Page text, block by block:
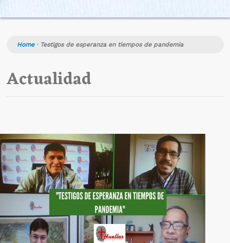
Home· Testigos de esperanza en tiempos de pandemia
Actualidad